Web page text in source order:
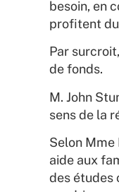
besoin, en
profitent
Par
de fonds.
M. John
sens de la
Selon Mme
aide aux
des études